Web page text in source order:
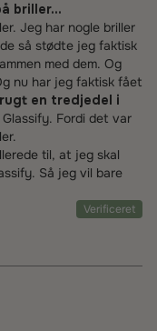
briller...
Jeg har nogle briller
så stødte jeg faktisk
med dem. Og
nu har jeg faktisk fået
en tredjedel i
Fordi det var
til, at jeg skal
Så jeg vil bare
Verificeret